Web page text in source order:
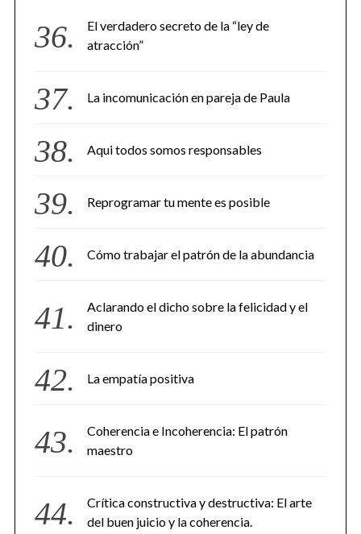
El verdadero secreto de la “ley de
atracción”
La incomunicación en pareja de Paula
Aqui todos somos responsables
Reprogramar tu mente es posible
Cómo trabajar el patrón de la abundancia
Aclarando el dicho sobre la felicidad y el
dinero
La empatía positiva
Coherencia e Incoherencia: El patrón
maestro
Crítica constructiva y destructiva: El arte
del buen juicio y la coherencia.